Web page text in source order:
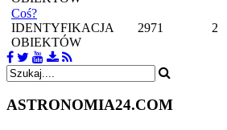
Coś?
IDENTYFIKACJA
OBIEKTÓW
2971 2
ASTRONOMIA24.COM